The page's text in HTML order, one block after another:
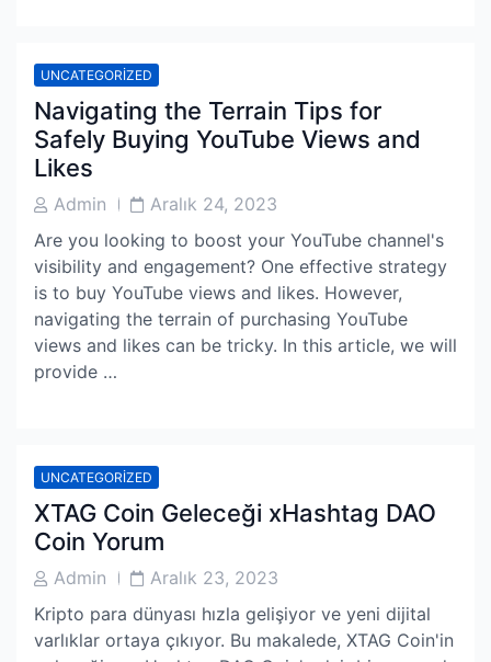
UNCATEGORIZED
Navigating the Terrain Tips for
Safely Buying YouTube Views and
Likes
PostAdmin
PostAralık 24, 2023
Are you looking to boost your YouTube channel's
visibility and engagement? One effective strategy
is to buy YouTube views and likes. However,
navigating the terrain of purchasing YouTube
views and likes can be tricky. In this article, we will
provide …
UNCATEGORIZED
XTAG Coin Geleceği xHashtag DAO
Coin Yorum
PostAdmin
PostAralık 23, 2023
Kripto para dünyası hızla gelişiyor ve yeni dijital
varlıklar ortaya çıkıyor. Bu makalede, XTAG Coin'in